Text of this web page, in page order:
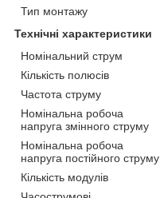
Тип монтажу
Технічні характеристики
Номінальний струм
Кількість полюсів
Частота струму
Номінальна робоча
напруга змінного струму
Номінальна робоча
напруга постійного струму
Кількість модулів